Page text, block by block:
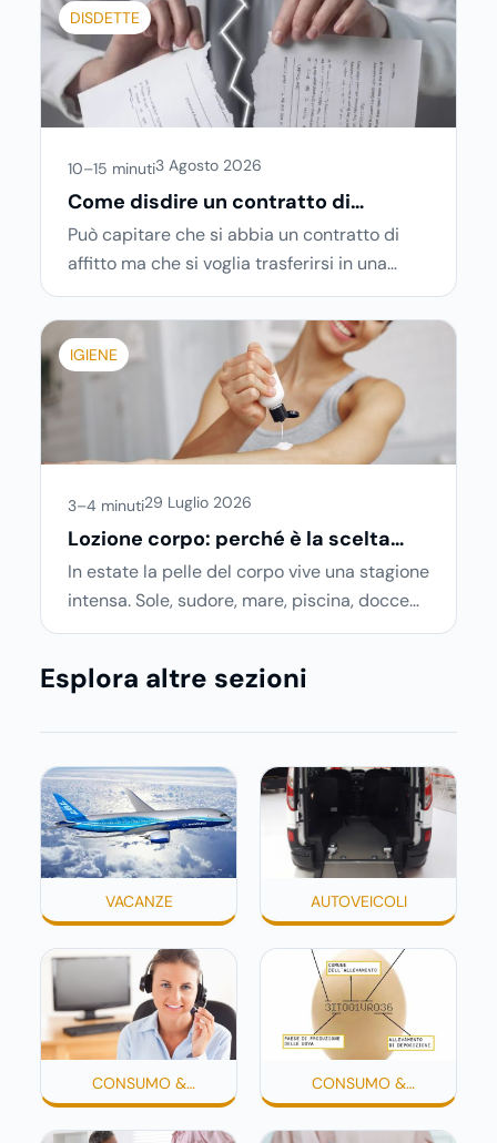
avviene in pochi minuti, spesso senza che ci
si fermi a capire dove si sta entrando.
DISDETTE
10–15 minuti3 Agosto 2026
Come disdire un contratto di
locazione in modo corretto ed
efficace
Può capitare che si abbia un contratto di
affitto ma che si voglia trasferirsi in una
nuova città o si abbiano problemi a pagare il
canone, per cui si comincia a cercare
un’altra abitazione: è legittimo chiedersi se è
possibile
disdire il contratto di locazione
prima che scada. In questa guida capiremo
come inviare la disdetta per un contratto di
affitto.
IGIENE
3–4 minuti29 Luglio 2026
Lozione corpo: perché è la scelta
ideale per idratare la pelle in estate
In estate la pelle del corpo vive una stagione
intensa. Sole, sudore, mare, piscina, docce
più frequenti e aria condizionata possono
semplicemente meno confortevole. Eppure,
perché temono texture pesanti, appiccicose
o difficili da assorbire.
Esplora altre sezioni
VACANZE AUTOVEICOLI
CONSUMO &
CONSUMATORI
CONSUMO &
CONSUMATORI